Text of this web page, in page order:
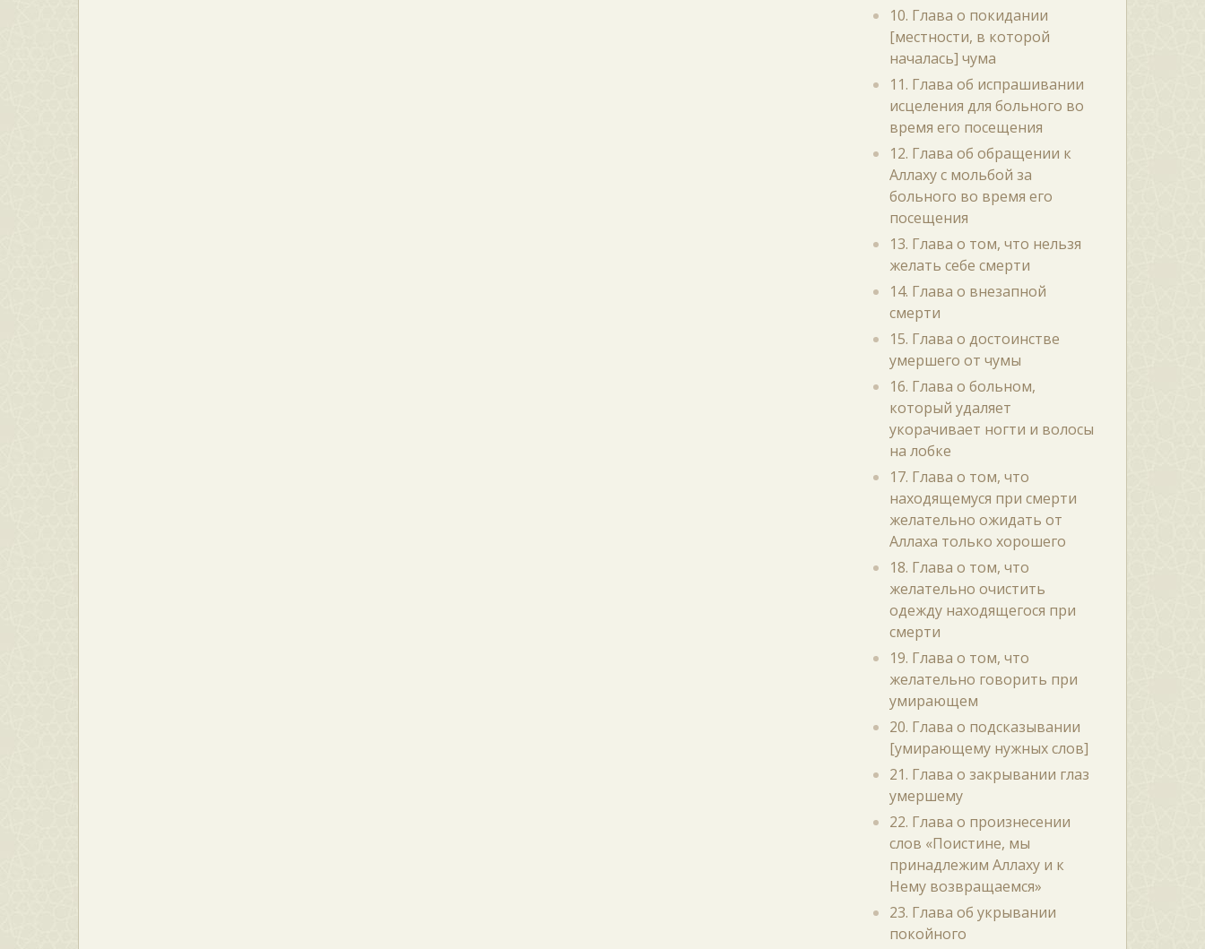
10. Глава о покидании
[местности, в которой
началась] чума
11. Глава об испрашивании
исцеления для больного во
время его посещения
12. Глава об обращении к
Аллаху с мольбой за
больного во время его
посещения
13. Глава о том, что нельзя
желать себе смерти
14. Глава о внезапной
смерти
15. Глава о достоинстве
умершего от чумы
16. Глава о больном,
который удаляет
укорачивает ногти и волосы
на лобке
17. Глава о том, что
находящемуся при смерти
желательно ожидать от
Аллаха только хорошего
18. Глава о том, что
желательно очистить
одежду находящегося при
смерти
19. Глава о том, что
желательно говорить при
умирающем
20. Глава о подсказывании
[умирающему нужных слов]
21. Глава о закрывании глаз
умершему
22. Глава о произнесении
слов «Поистине, мы
принадлежим Аллаху и к
Нему возвращаемся»
23. Глава об укрывании
покойного